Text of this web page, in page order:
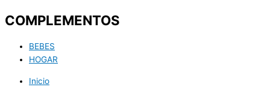
COMPLEMENTOS
BEBES
HOGAR
Inicio